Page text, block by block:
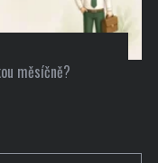
měsíčně?